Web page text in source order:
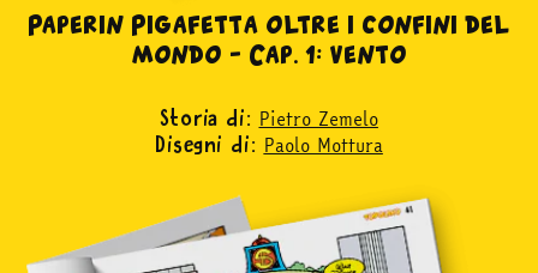
mondo fumetto
news & eventi
Paperin Pigafetta oltre i confini del
mondo – Cap. 1: vento
Storia di: Pietro Zemelo
Disegni di: Paolo Mottura